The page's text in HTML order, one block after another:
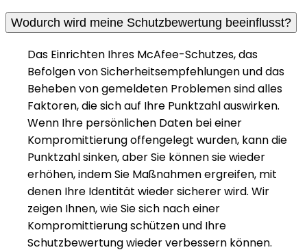
Wodurch wird meine Schutzbewertung beeinflusst?
Das Einrichten Ihres McAfee-Schutzes, das
Befolgen von Sicherheitsempfehlungen und das
Beheben von gemeldeten Problemen sind alles
Faktoren, die sich auf Ihre Punktzahl auswirken.
Wenn Ihre persönlichen Daten bei einer
Kompromittierung offengelegt wurden, kann die
Punktzahl sinken, aber Sie können sie wieder
erhöhen, indem Sie Maßnahmen ergreifen, mit
denen Ihre Identität wieder sicherer wird. Wir
zeigen Ihnen, wie Sie sich nach einer
Kompromittierung schützen und Ihre
Schutzbewertung wieder verbessern können.